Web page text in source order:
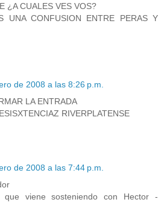
¿A CUALES VES VOS?
UNA CONFUSION ENTRE PERAS Y
de 2008 a las 8:26 p.m.
LA ENTRADA
RIVERPLATENSE
de 2008 a las 7:44 p.m.
viene sosteniendo con Hector -